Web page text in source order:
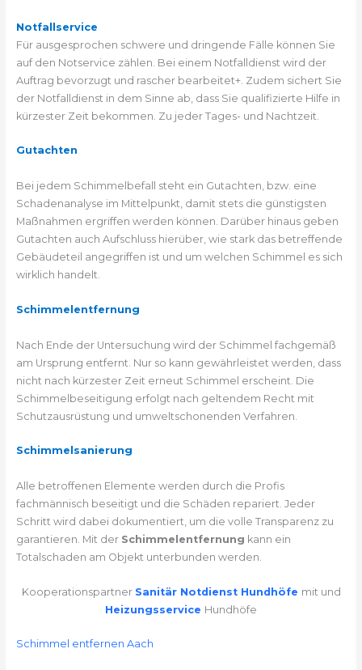
Notfallservice
Für ausgesprochen schwere und dringende Fälle können Sie
auf den Notservice zählen. Bei einem Notfalldienst wird der
Auftrag bevorzugt und rascher bearbeitet+. Zudem sichert Sie
der Notfalldienst in dem Sinne ab, dass Sie qualifizierte Hilfe in
kürzester Zeit bekommen. Zu jeder Tages- und Nachtzeit.
Gutachten
Bei jedem Schimmelbefall steht ein Gutachten, bzw. eine
Schadenanalyse im Mittelpunkt, damit stets die günstigsten
Maßnahmen ergriffen werden können. Darüber hinaus geben
Gutachten auch Aufschluss hierüber, wie stark das betreffende
Gebäudeteil angegriffen ist und um welchen Schimmel es sich
wirklich handelt.
Schimmelentfernung
Nach Ende der Untersuchung wird der Schimmel fachgemäß
am Ursprung entfernt. Nur so kann gewährleistet werden, dass
nicht nach kürzester Zeit erneut Schimmel erscheint. Die
Schimmelbeseitigung erfolgt nach geltendem Recht mit
Schutzausrüstung und umweltschonenden Verfahren.
Schimmelsanierung
Alle betroffenen Elemente werden durch die Profis
fachmännisch beseitigt und die Schäden repariert. Jeder
Schritt wird dabei dokumentiert, um die volle Transparenz zu
garantieren. Mit der Schimmelentfernung kann ein
Totalschaden am Objekt unterbunden werden.
Kooperationspartner Sanitär Notdienst Hundhöfe mit und
Heizungsservice Hundhöfe
Schimmel entfernen Aach